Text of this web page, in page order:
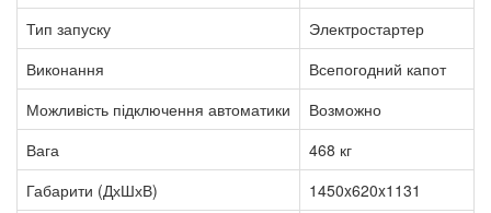
Тип запуску
Электростартер
Виконання
Всепогодний капот
Можливість підключення автоматики
Возможно
Вага
468 кг
Габарити (ДхШхВ)
1450x620x1131